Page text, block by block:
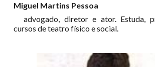
Miguel Martins Pessoa
advogado, diretor e ator. Estuda,
cursos de teatro físico e social.